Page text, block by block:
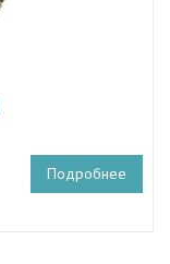
Подробнее